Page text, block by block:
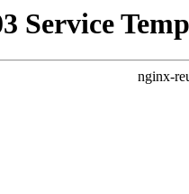
Service
nginx-